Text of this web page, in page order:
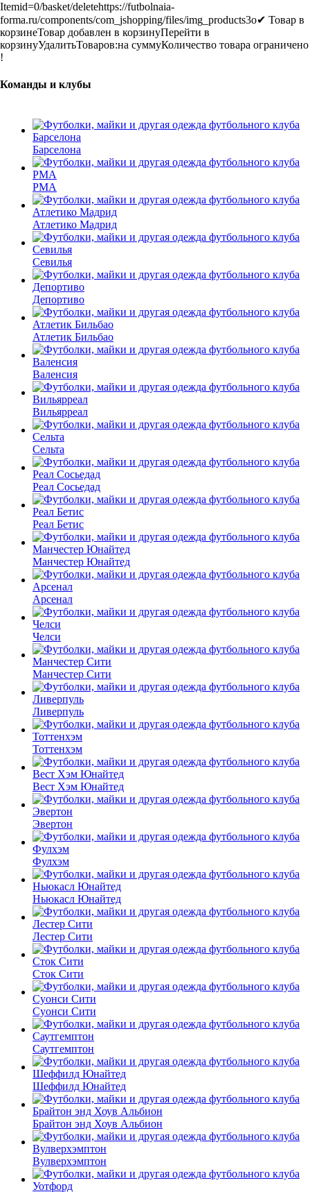
Itemid=0/basket/deletehttps://futbolnaia-
forma.ru/components/com_jshopping/files/img_products3o✔ Товар в
корзинеТовар добавлен в корзинуПерейти в
корзинуУдалитьТоваров:на суммуКоличество товара ограничено
!
Команды и клубы
Барселона
РМА
Атлетико Мадрид
Севилья
Депортиво
Атлетик Бильбао
Валенсия
Вильярреал
Сельта
Реал Сосьедад
Реал Бетис
Манчестер Юнайтед
Арсенал
Челси
Манчестер Сити
Ливерпуль
Тоттенхэм
Вест Хэм Юнайтед
Эвертон
Фулхэм
Ньюкасл Юнайтед
Лестер Сити
Сток Сити
Суонси Сити
Саутгемптон
Шеффилд Юнайтед
Брайтон энд Хоув Альбион
Вулверхэмптон